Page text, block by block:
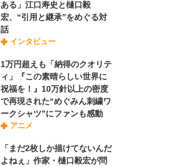
ある」江口寿史と樋口毅
宏、“引用と継承”をめぐる対
話
インタビュー
1万円超えも「納得のクオリテ
ィ」『この素晴らしい世界に
祝福を！』10万針以上の密度
で再現された“めぐみん刺繍ワ
ークシャツ”にファンも感動
アニメ
「まだ2枚しか描けてないんだ
よねぇ」作家・樋口毅宏が問